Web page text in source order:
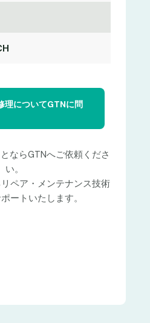
理についてGTNに問
ならGTNへご依頼くださ
い。
ペア・メンテナンス技術
ートいたします。